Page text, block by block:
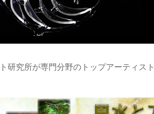
研究所が専門分野のトップアーティス